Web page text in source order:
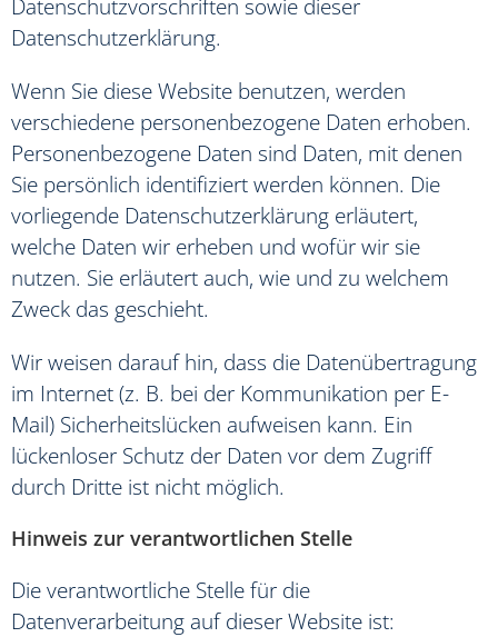
Datenschutzvorschriften sowie dieser
Datenschutzerklärung.
Wenn Sie diese Website benutzen, werden
verschiedene personenbezogene Daten erhoben.
Personenbezogene Daten sind Daten, mit denen
Sie persönlich identifiziert werden können. Die
vorliegende Datenschutzerklärung erläutert,
welche Daten wir erheben und wofür wir sie
nutzen. Sie erläutert auch, wie und zu welchem
Zweck das geschieht.
Wir weisen darauf hin, dass die Datenübertragung
im Internet (z. B. bei der Kommunikation per E-
Mail) Sicherheitslücken aufweisen kann. Ein
lückenloser Schutz der Daten vor dem Zugriff
durch Dritte ist nicht möglich.
Hinweis zur verantwortlichen Stelle
Die verantwortliche Stelle für die
Datenverarbeitung auf dieser Website ist: